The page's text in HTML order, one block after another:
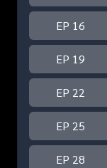
EP 16
EP 19
EP 22
EP 25
EP 28